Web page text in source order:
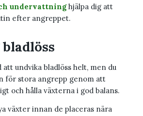
undervattninghjälpa dig att
efter angreppet.
undvika bladlöss helt, men du
för stora angrepp genom att
och hålla växterna i god balans.
växter innan de placeras nära